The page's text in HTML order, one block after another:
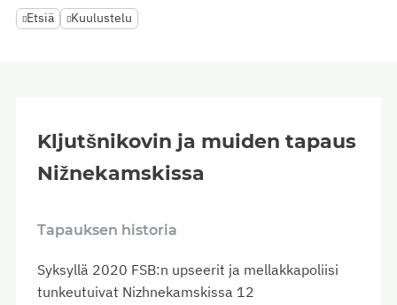
Etsiä Kuulustelu
Kljutšnikovin ja muiden tapaus
Nižnekamskissa
Tapauksen historia
Syksyllä 2020 FSB:n upseerit ja mellakkapoliisi
tunkeutuivat Nizhnekamskissa 12